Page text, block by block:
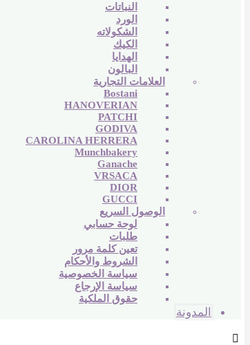
النباتات
الورد
الشكولاته
الكيك
الهدايا
البالون
العلامات التجارية
Bostani
HANOVERIAN
PATCHI
GODIVA
CAROLINA HERRERA
Munchbakery
Ganache
VRSACA
DIOR
GUCCI
الوصول السريع
لوحة حسابي
طلبات
تعين كلمة مرور
الشروط والأحكام
سياسة الخصوصية
سياسة الإرجاع
حقوق الملكية
المدونة